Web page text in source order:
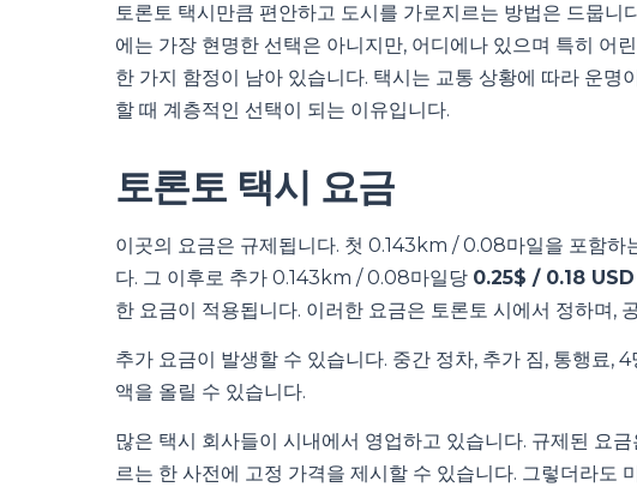
토론토 택시만큼 편안하고 도시를 가로지르는 방법은 드뭅니
에는 가장 현명한 선택은 아니지만, 어디에나 있으며 특히 어
한 가지 함정이 남아 있습니다. 택시는 교통 상황에 따라 운명
할 때 계층적인 선택이 되는 이유입니다.
토론토 택시 요금
이곳의 요금은 규제됩니다. 첫 0.143km / 0.08마일을 포함하
다. 그 이후로 추가 0.143km / 0.08마일당 0.25$ / 0.18
한 요금이 적용됩니다. 이러한 요금은 토론토 시에서 정하며,
추가 요금이 발생할 수 있습니다. 중간 정차, 추가 짐, 통행료,
액을 올릴 수 있습니다.
많은 택시 회사들이 시내에서 영업하고 있습니다. 규제된 요
르는 한 사전에 고정 가격을 제시할 수 있습니다. 그렇더라도